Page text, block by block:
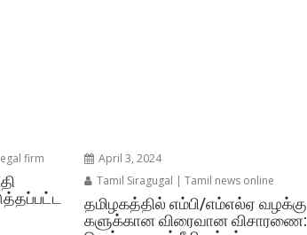
firm
April 3, 2024
Tamil Siragugal | Tamil news online
தமிழகத்தில் எம்பி/எம்எல்ஏ வழக்கு
களுக்கான விரைவான விசாரணை: